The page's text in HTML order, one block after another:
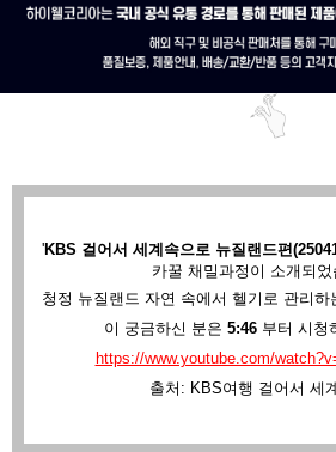
'KBS 걸어서 세계속으로 뉴질랜드편
카꿀 채밀과정이 소개되었
청정 뉴질랜드 자연 속에서 헬기로 관리하
이 궁금하신 분은 5:46 부터 시청
https://www.youtube.com/
출처: KBS여행 걸어서 세